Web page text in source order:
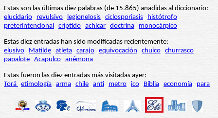
Estas son las últimas diez palabras (de 15.865) añadidas al diccionario:
elucidario
revulsivo legionelosis ciclosporiasis
histótrofo
preterintencional críptido achicar doctrina monocárpico
Estas diez entradas han sido modificadas recientemente:
elusivo
Matilde atleta carajo equivocación chuico churrasco
papalote Acapulco anémona
Estas fueron las diez entradas más visitadas ayer:
Torá etimología arma chile anti metro ico Biblia economía para